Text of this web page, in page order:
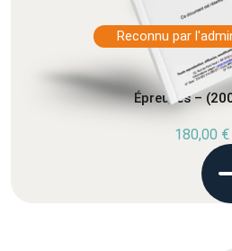
Reconnu par
Épreuves –
180,00 €